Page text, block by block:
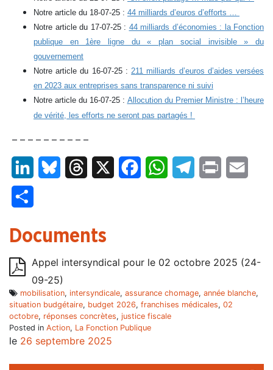
Notre article du 18-07-25 : 44 milliards d’euros d’efforts …
Notre article du 17-07-25 : 44 milliards d’économies : la Fonction
publique en 1ère ligne du « plan social invisible » du
gouvernement
Notre article du 16-07-25 :211 milliards d’euros d’aides versées
en 2023 aux entreprises sans transparence ni suivi
Notre article du 16-07-25 : Allocution du Premier Ministre : l’heure
de vérité, les efforts ne seront pas partagés !
– – – – – – – – – –
LinkedInBluesky Threads FacebookWhatsAppTelegram
Print
Documents
Appel intersyndical pour le 02 octobre 2025 (24-
09-25)
mobilisation, intersyndicale, assurance chomage, année blanche,
situation budgétaire, budget 2026, franchises médicales, 02
octobre, réponses concrètes, justice fiscale
Posted in Action, La Fonction Publique
le 26 septembre 2025